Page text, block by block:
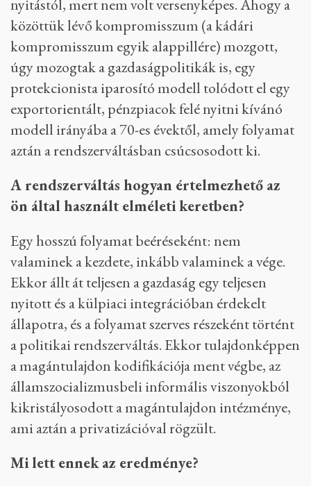
nyitástól, mert nem volt versenyképes. Ahogy a
közöttük lévő kompromisszum (a kádári
kompromisszum egyik alappillére) mozgott,
úgy mozogtak a gazdaságpolitikák is, egy
protekcionista iparosító modell tolódott el egy
exportorientált, pénzpiacok felé nyitni kívánó
modell irányába a 70-es évektől, amely folyamat
aztán a rendszerváltásban csúcsosodott ki.
A rendszerváltás hogyan értelmezhető az
ön által használt elméleti keretben?
Egy hosszú folyamat beéréseként: nem
valaminek a kezdete, inkább valaminek a vége.
Ekkor állt át teljesen a gazdaság egy teljesen
nyitott és a külpiaci integrációban érdekelt
állapotra, és a folyamat szerves részeként történt
a politikai rendszerváltás. Ekkor tulajdonképpen
a magántulajdon kodifikációja ment végbe, az
államszocializmusbeli informális viszonyokból
kikristályosodott a magántulajdon intézménye,
ami aztán a privatizációval rögzült.
Mi lett ennek az eredménye?